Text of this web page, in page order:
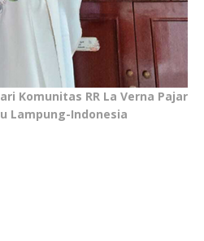
Komunitas RR La Verna Pajar
Lampung-Indonesia